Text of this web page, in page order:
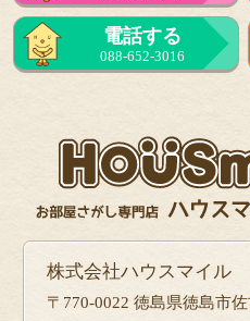
電話する
088-652-3016
株式会社ハウスマイル
〒770-0022 徳島県徳島市